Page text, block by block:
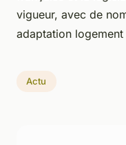
vigueur, avec de
adaptation
Actu